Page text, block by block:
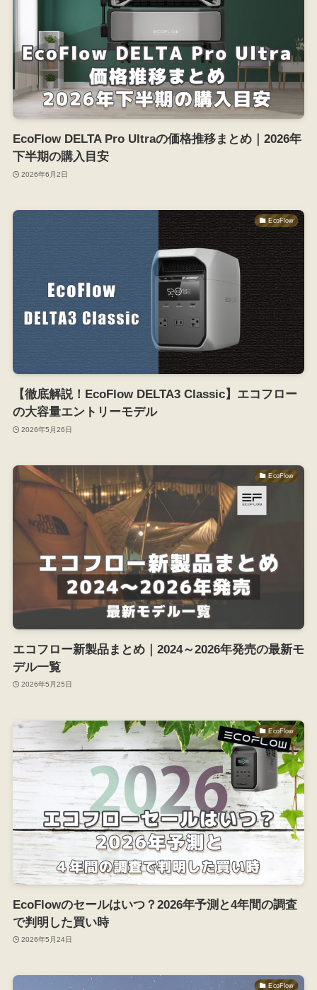
EcoFlow DELTA Pro Ultraの価格推移まとめ｜2026年
下半期の購入目安
2026年6月2日
EcoFlow
【徹底解説！EcoFlow DELTA3 Classic】エコフロー
の大容量エントリーモデル
2026年5月26日
EcoFlow
エコフロー新製品まとめ｜2024～2026年発売の最新モ
デル一覧
2026年5月25日
EcoFlow
EcoFlowのセールはいつ？2026年予測と4年間の調査
で判明した買い時
2026年5月24日
EcoFlow